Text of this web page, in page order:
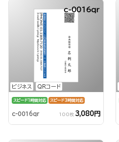
ビジネス QRコード
c-0016qr
スピード1時間対応 スピード3時間対応
c-0016qr 100枚 3,080円